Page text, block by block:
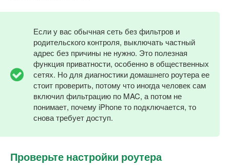
Если у вас обычная сеть без фильтров и
родительского контроля, выключать частный
адрес без причины не нужно. Это полезная
функция приватности, особенно в общественных
сетях. Но для диагностики домашнего роутера ее
стоит проверить, потому что иногда человек сам
включил фильтрацию по MAC, а потом не
понимает, почему iPhone то подключается, то
снова требует доступ.
Проверьте настройки роутера